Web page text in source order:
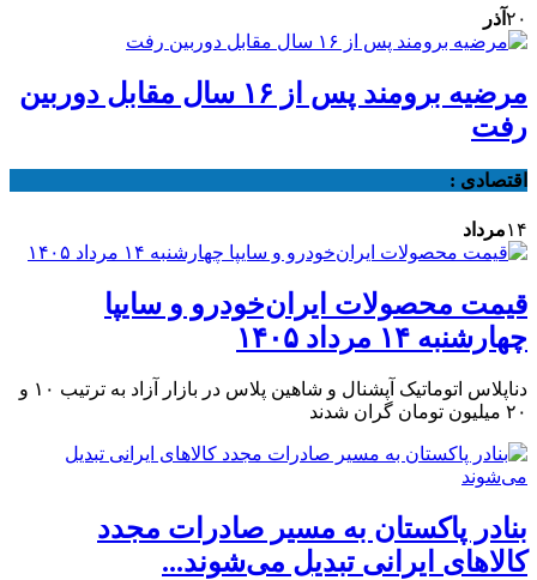
۲۰ آذر
مرضیه برومند پس از ۱۶ سال مقابل دوربین
رفت
اقتصادی :
۱۴مرداد
قیمت محصولات ایران‌خودرو و سایپا
چهارشنبه ۱۴ مرداد ۱۴۰۵
دناپلاس اتوماتیک آپشنال و شاهین پلاس در بازار آزاد به ترتیب ۱۰ و
۲۰ میلیون تومان گران شدند
بنادر پاکستان به مسیر صادرات مجدد
کالاهای ایرانی تبدیل می‌شوند...